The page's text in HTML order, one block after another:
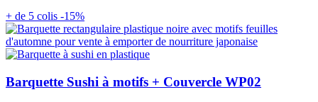
+ de 5 colis -15%
Barquette Sushi à motifs + Couvercle WP02